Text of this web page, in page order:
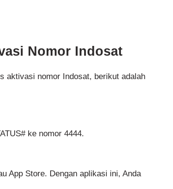
Nomor Indosat
aktivasi nomor Indosat, berikut adalah
ke nomor 4444.
App Store. Dengan aplikasi ini, Anda